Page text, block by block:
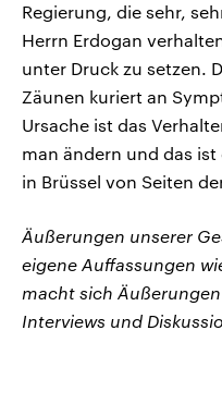
Regierung, die sehr,
Herrn Erdogan
unter Druck zu setzen.
Zäunen kuriert an
Ursache ist das
man ändern und das
in Brüssel von Seiten
Äußerungen unserer
eigene Auffassungen
macht sich
Interviews und